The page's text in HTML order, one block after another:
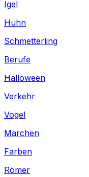
Igel
Huhn
Schmetterling
Berufe
Halloween
Verkehr
Vogel
Märchen
Farben
Römer